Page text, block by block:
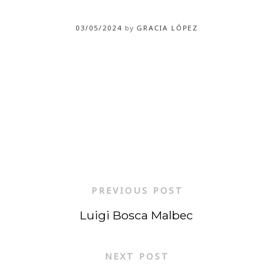
03/05/2024 by GRACIA LÓPEZ
PREVIOUS POST
Luigi Bosca Malbec
NEXT POST